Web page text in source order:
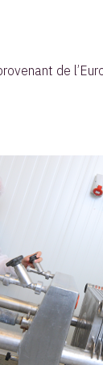
de